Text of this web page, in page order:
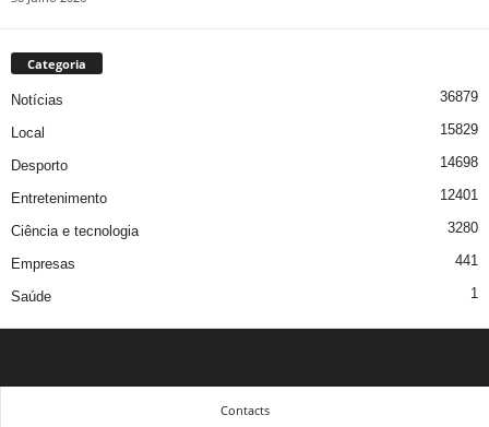
Categoria
Notícias 36879
Local 15829
Desporto 14698
Entretenimento 12401
Ciência e tecnologia 3280
Empresas 441
Saúde 1
Contacts